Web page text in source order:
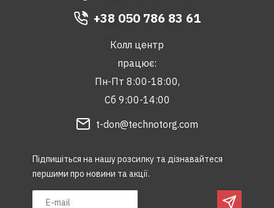
Підпишіться на нашу розсилку та дізнавайтеся
першими про новини та акції.
+38 050 786 83 61
Колл центр
працює:
Пн-Пт 8:00-18:00,
Сб 9:00-14:00
t-don@technotorg.com